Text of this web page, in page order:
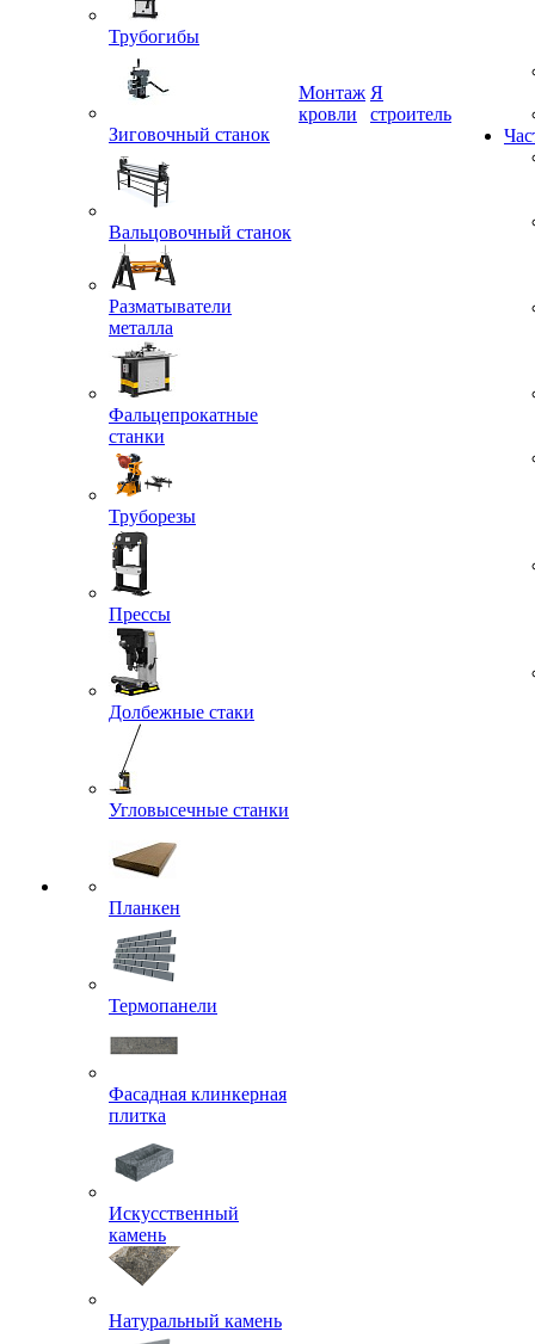
Трубогибы
Зиговочный станок
Вальцовочный станок
Разматыватели
металла
Фальцепрокатные
станки
Труборезы
Прессы
Долбежные стаки
Угловысечные станки
Планкен
Термопанели
Фасадная клинкерная
плитка
Искусственный
камень
Натуральный камень
Монтаж
Я